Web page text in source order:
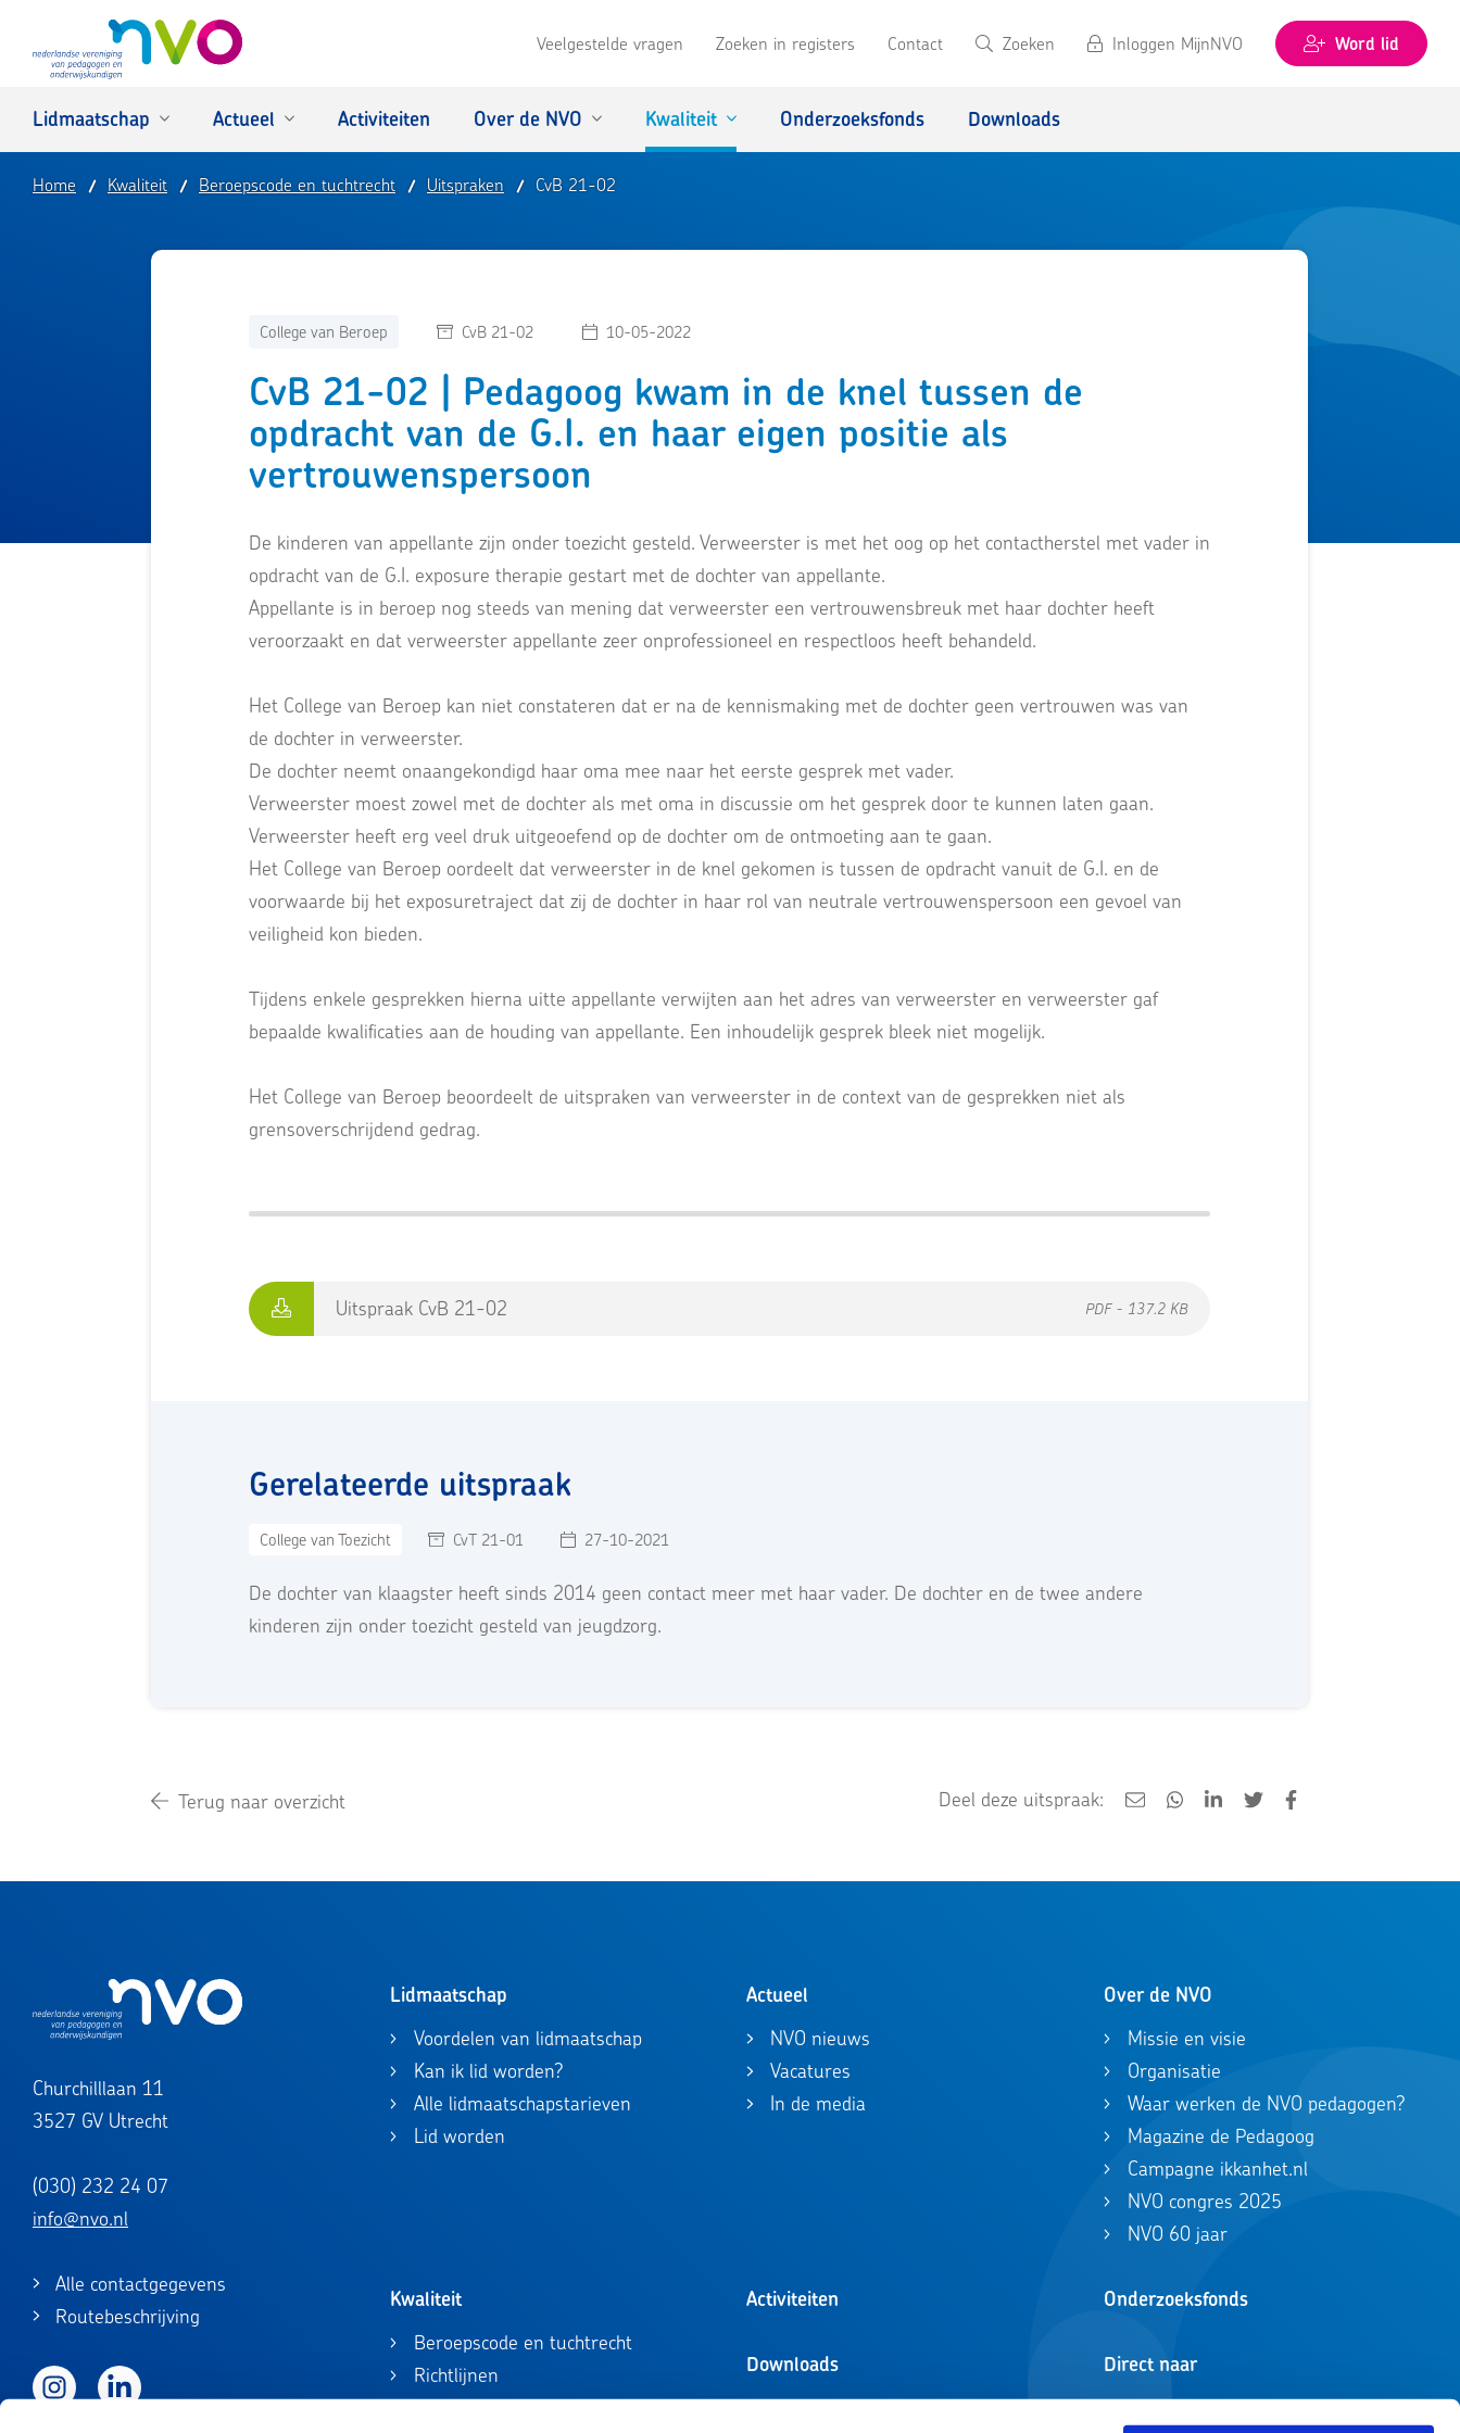
NVO Veelgestelde vragen Zoeken in registers Contact Zoeken Inloggen MijnNVO Word lid
Lidmaatschap Actueel Activiteiten Over de NVO Kwaliteit Onderzoeksfonds Downloads
Home Kwaliteit Beroepscode en tuchtrecht Uitspraken CvB 21-02
College van Beroep CvB 21-02 10-05-2022
CvB 21-02 | Pedagoog kwam in de knel tussen de
opdracht van de G.I. en haar eigen positie als
vertrouwenspersoon
De kinderen van appellante zijn onder toezicht gesteld. Verweerster is met het oog op het contactherstel met vader in
opdracht van de G.I. exposure therapie gestart met de dochter van appellante.
Appellante is in beroep nog steeds van mening dat verweerster een vertrouwensbreuk met haar dochter heeft
veroorzaakt en dat verweerster appellante zeer onprofessioneel en respectloos heeft behandeld.
Het College van Beroep kan niet constateren dat er na de kennismaking met de dochter geen vertrouwen was van
de dochter in verweerster.
De dochter neemt onaangekondigd haar oma mee naar het eerste gesprek met vader.
Verweerster moest zowel met de dochter als met oma in discussie om het gesprek door te kunnen laten gaan.
Verweerster heeft erg veel druk uitgeoefend op de dochter om de ontmoeting aan te gaan.
Het College van Beroep oordeelt dat verweerster in de knel gekomen is tussen de opdracht vanuit de G.I. en de
voorwaarde bij het exposuretraject dat zij de dochter in haar rol van neutrale vertrouwenspersoon een gevoel van
veiligheid kon bieden.
Tijdens enkele gesprekken hierna uitte appellante verwijten aan het adres van verweerster en verweerster gaf
bepaalde kwalificaties aan de houding van appellante. Een inhoudelijk gesprek bleek niet mogelijk.
Het College van Beroep beoordeelt de uitspraken van verweerster in de context van de gesprekken niet als
grensoverschrijdend gedrag.
Uitspraak CvB 21-02 PDF - 137.2 KB
Gerelateerde uitspraak
College van Toezicht CvT 21-01 27-10-2021
De dochter van klaagster heeft sinds 2014 geen contact meer met haar vader. De dochter en de twee andere
kinderen zijn onder toezicht gesteld van jeugdzorg.
Terug naar overzicht Deel deze uitspraak:
Churchilllaan 11
3527 GV Utrecht
(030) 232 24 07
info@nvo.nl
Alle contactgegevens
Routebeschrijving
InstagramLinkedIn
Lidmaatschap
Voordelen van lidmaatschap
Kan ik lid worden?
Alle lidmaatschapstarieven
Lid worden
Actueel
NVO nieuws
Vacatures
In de media
Over de NVO
Missie en visie
Organisatie
Waar werken de NVO pedagogen?
Magazine de Pedagoog
Campagne ikkanhet.nl
NVO congres 2025
NVO 60 jaar
Kwaliteit
Beroepscode en tuchtrecht
Richtlijnen
Beroepscompetentieprofielen
Activiteiten Onderzoeksfonds
Downloads
Direct naar
Zoeken in registers